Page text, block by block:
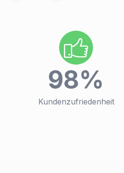
Kundenzufriedenheit
98%